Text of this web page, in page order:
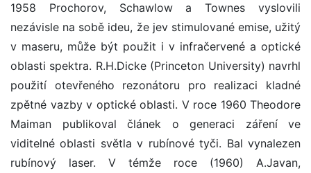
1958 Prochorov, Schawlow a Townes vyslovili
nezávisle na sobě ideu, že jev stimulované emise, užitý
v maseru, může být použit i v infračervené a optické
oblasti spektra. R.H.Dicke (Princeton University) navrhl
použití otevřeného rezonátoru pro realizaci kladné
zpětné vazby v optické oblasti. V roce 1960 Theodore
Maiman publikoval článek o generaci záření ve
viditelné oblasti světla v rubínové tyči. Bal vynalezen
rubínový laser. V témže roce (1960) A.Javan,